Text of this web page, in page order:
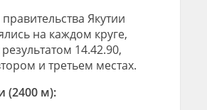
Якутии
на каждом круге,
14.42.90,
и третьем местах.
(2400 м):